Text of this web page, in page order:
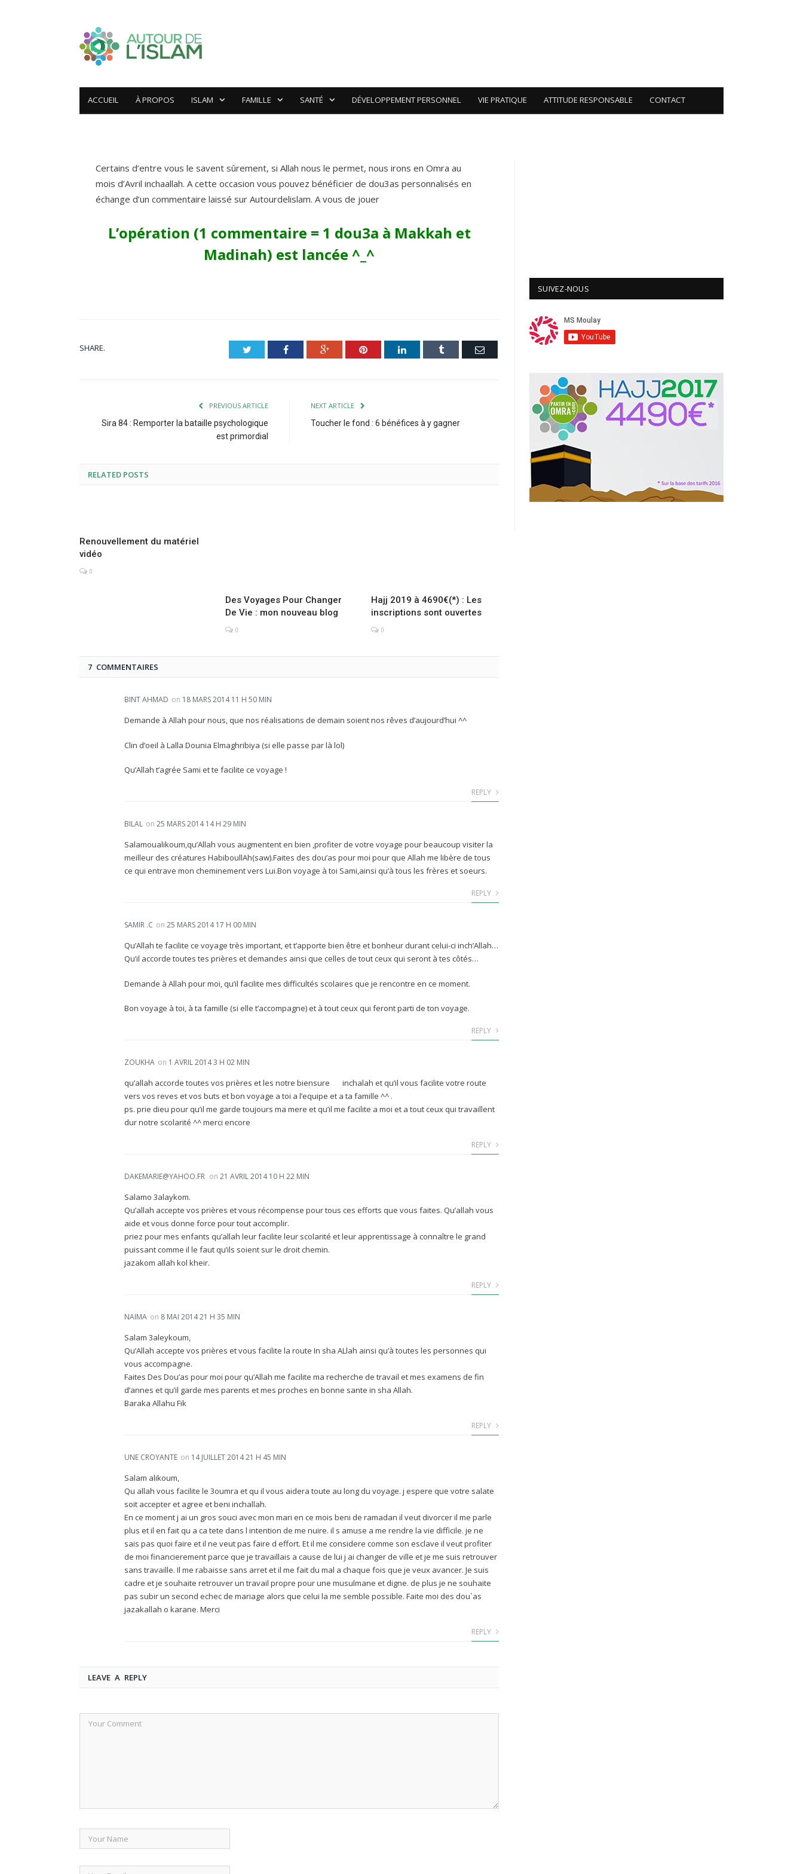
ACCUEIL À PROPOS ISLAM FAMILLE SANTÉ DÉVELOPPEMENT PERSONNEL VIE PRATIQUE ATTITUDE RESPONSABLE CONTACT
Omra 2014 : laissez 1 commentaire et
obtenez 1 dou3a personnalisé :)
by SAMI on 14 MARS 2014 7 COMMENTS
Certains d’entre vous le savent sûrement, si Allah nous le permet, nous irons en Omra au
mois d’Avril inchaallah. A cette occasion vous pouvez bénéficier de dou3as personnalisés en
échange d’un commentaire laissé sur Autourdelislam. A vous de jouer
L’opération (1 commentaire = 1 dou3a à Makkah et
Madinah) est lancée ^_^
SHARE. Twitter Facebook Google+ Pinterest LinkedIn Tumblr Email
PREVIOUS ARTICLE
Sira 84 : Remporter la bataille psychologique
est primordial
NEXT ARTICLE
Toucher le fond : 6 bénéfices à y gagner
RELATED POSTS
Renouvellement du matériel
vidéo
0
Des Voyages Pour Changer
De Vie : mon nouveau blog
0
Hajj 2019 à 4690€(*) : Les
inscriptions sont ouvertes
0
7 COMMENTAIRES
BINT AHMAD on 18 MARS 2014 11 H 50 MIN
Demande à Allah pour nous, que nos réalisations de demain soient nos rêves d’aujourd’hui ^^
Clin d’oeil à Lalla Dounia Elmaghribiya (si elle passe par là lol)
Qu’Allah t’agrée Sami et te facilite ce voyage !
REPLY
BILAL on 25 MARS 2014 14 H 29 MIN
Salamoualikoum,qu’Allah vous augmentent en bien ,profiter de votre voyage pour beaucoup visiter la
meilleur des créatures HabiboullAh(saw).Faites des dou’as pour moi pour que Allah me libère de tous
ce qui entrave mon cheminement vers Lui.Bon voyage à toi Sami,ainsi qu’à tous les frères et soeurs.
REPLY
SAMIR .C on 25 MARS 2014 17 H 00 MIN
Qu’Allah te facilite ce voyage très important, et t’apporte bien être et bonheur durant celui-ci inch’Allah…
Qu’il accorde toutes tes prières et demandes ainsi que celles de tout ceux qui seront à tes côtés…
Demande à Allah pour moi, qu’il facilite mes difficultés scolaires que je rencontre en ce moment.
Bon voyage à toi, à ta famille (si elle t’accompagne) et à tout ceux qui feront parti de ton voyage.
REPLY
ZOUKHA on 1 AVRIL 2014 3 H 02 MIN
qu’allah accorde toutes vos prières et les notre biensure
inchalah et qu’il vous facilite votre route
vers vos reves et vos buts et bon voyage a toi a l’equipe et a ta famille ^^ .
ps. prie dieu pour qu’il me garde toujours ma mere et qu’il me facilite a moi et a tout ceux qui travaillent
dur notre scolarité ^^ merci encore
REPLY
DAKEMARIE@YAHOO.FR on 21 AVRIL 2014 10 H 22 MIN
Salamo 3alaykom.
Qu’allah accepte vos prières et vous récompense pour tous ces efforts que vous faites. Qu’allah vous
aide et vous donne force pour tout accomplir.
priez pour mes enfants qu’allah leur facilite leur scolarité et leur apprentissage à connaître le grand
puissant comme il le faut qu’ils soient sur le droit chemin.
jazakom allah kol kheir.
REPLY
NAIMA on 8 MAI 2014 21 H 35 MIN
Salam 3aleykoum,
Qu’Allah accepte vos prières et vous facilite la route In sha ALlah ainsi qu’à toutes les personnes qui
vous accompagne.
Faites Des Dou’as pour moi pour qu’Allah me facilite ma recherche de travail et mes examens de fin
d’annes et qu’il garde mes parents et mes proches en bonne sante in sha Allah.
Baraka Allahu Fik
REPLY
UNE CROYANTE on 14 JUILLET 2014 21 H 45 MIN
Salam alikoum,
Qu allah vous facilite le 3oumra et qu il vous aidera toute au long du voyage. j espere que votre salate
soit accepter et agree et beni inchallah.
En ce moment j ai un gros souci avec mon mari en ce mois beni de ramadan il veut divorcer il me parle
plus et il en fait qu a ca tete dans l intention de me nuire. il s amuse a me rendre la vie difficile. je ne
sais pas quoi faire et il ne veut pas faire d effort. Et il me considere comme son esclave il veut profiter
de moi financierement parce que je travaillais a cause de lui j ai changer de ville et je me suis retrouver
sans travaille. Il me rabaisse sans arret et il me fait du mal a chaque fois que je veux avancer. Je suis
cadre et je souhaite retrouver un travail propre pour une musulmane et digne. de plus je ne souhaite
pas subir un second echec de mariage alors que celui la me semble possible. Faite moi des dou`as
jazakallah o karane. Merci
REPLY
LEAVE A REPLY
SUIVEZ-NOUS